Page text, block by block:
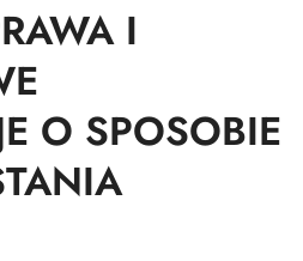
I
O SPOSOBIE